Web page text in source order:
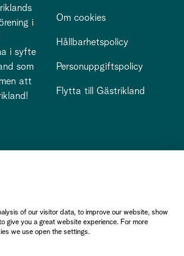
i
i syfte
som
att
Om cookies
Hållbarhetspolicy
Personuppgiftspolicy
Flytta till Gästrikland
of our visitor data, to improve our website, show
give you a great website experience. For more
we use open the settings.